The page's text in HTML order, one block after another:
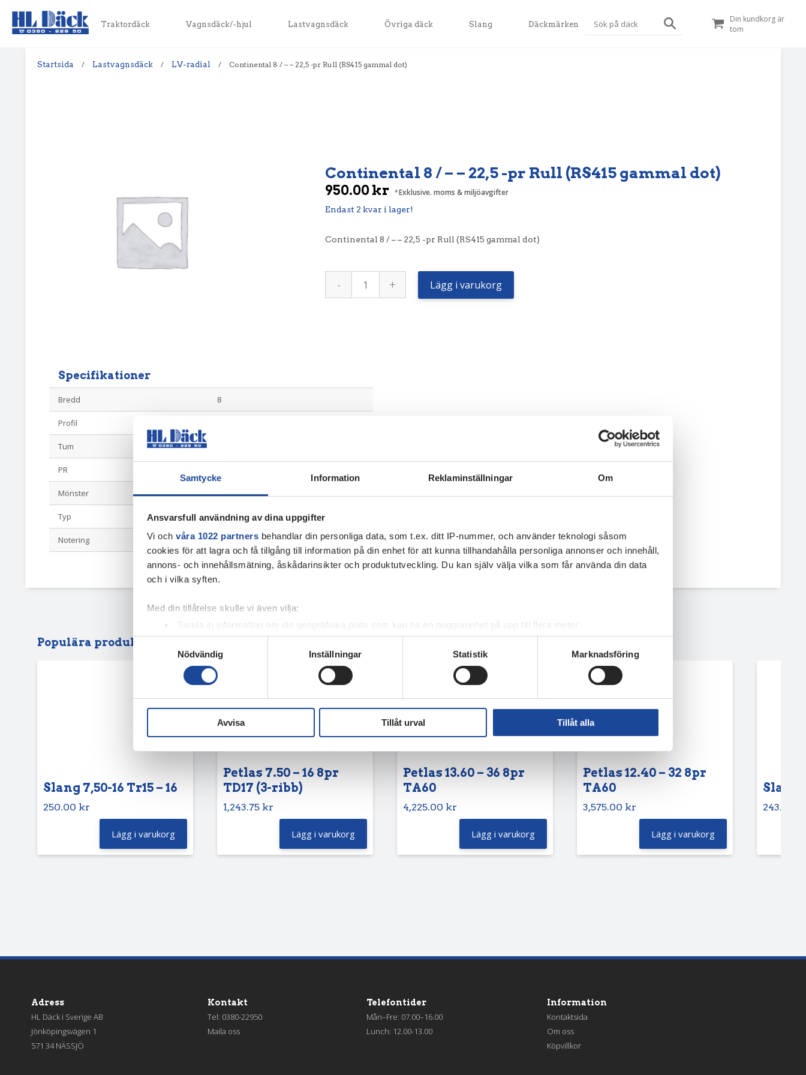
Samtycke Information Reklaminställningar Om
Ansvarsfull användning av dina uppgifter
Vi och våra 1022 partners behandlar din personliga data, som t.ex. ditt IP-nummer, och använder teknologi såsom
cookies för att lagra och få tillgång till information på din enhet för att kunna tillhandahålla personliga annonser och innehåll,
annons- och innehållsmätning, åskådarinsikter och produktutveckling. Du kan själv välja vilka som får använda din data
och i vilka syften.
Med din tillåtelse skulle vi även vilja:
Samla in information om din geografiska plats som kan ha en noggrannhet på upp till flera meter
Identifiera din enhet genom att aktivt skanna den för specifika kännetecken (fingeravtryck)
Ta reda på mer om hur dina personliga uppgifter behandlas och ställ in dina preferenser i
detaljsektionen. Du kan ändra
eller dra tillbaka ditt samtycke när som helst från cookie-förklaringen.
Vi använder enhetsidentifierare för att anpassa innehållet och annonserna till användarna, tillhandahålla funktioner för
till de sociala medier och annons- och analysföretag som vi samarbetar med. Dessa kan i sin tur kombinera informationen
Nödvändig
Inställningar Statistik Marknadsföring
Avvisa Tillåt urval Tillåt alla
Traktordäck Vagnsdäck/-hjul Lastvagnsdäck Övriga däck Slang Däckmärken
Din kundkorg är
tom
Startsida / Lastvagnsdäck / LV-radial / Continental 8 / – – 22,5 -pr Rull (RS415 gammal dot)
Continental 8 / – – 22,5 -pr Rull (RS415 gammal dot)
950.00kr Exklusive. moms & miljöavgifter
Endast 2 kvar i lager!
Continental 8 / – – 22,5 -pr Rull (RS415 gammal dot)
-
Continental
-
+ Lägg i varukorg
Specifikationer
Bredd 8
Profil
Tum
PR
Mönster Rull
Typ LV-radial
Notering RS415 gammal dot
Populära produkter
Slang 7,50-16 Tr15 – 16
250.00 kr
Lägg i varukorg
Petlas 7.50 – 16 8pr
TD17 (3-ribb)
1,243.75 kr
Lägg i varukorg
Petlas 13.60 – 36 8pr
TA60
4,225.00 kr
Lägg i varukorg
Petlas 12.40 – 32 8pr
TA60
3,575.00 kr
Lägg i varukorg
Slang
243.75
Adress
HL Däck i Sverige AB
Jönköpingsvägen 1
571 34 NÄSSJÖ
Kontakt
Tel: 0380-22950
Maila oss
Telefontider
Mån–Fre: 07.00–16.00
Lunch: 12.00-13.00
Information
Kontaktsida
Om oss
Köpvillkor